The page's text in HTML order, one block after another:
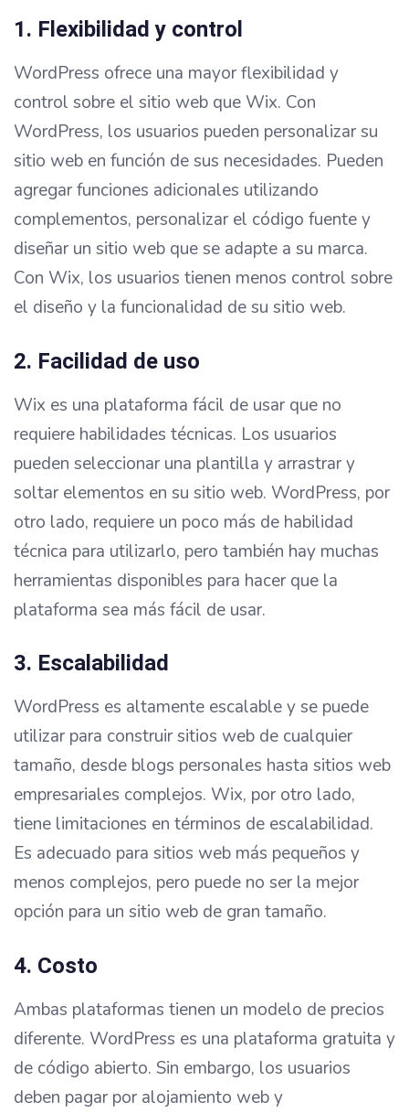
1. Flexibilidad y control
WordPress ofrece una mayor flexibilidad y
control sobre el sitio web que Wix. Con
WordPress, los usuarios pueden personalizar su
sitio web en función de sus necesidades. Pueden
agregar funciones adicionales utilizando
complementos, personalizar el código fuente y
diseñar un sitio web que se adapte a su marca.
Con Wix, los usuarios tienen menos control sobre
el diseño y la funcionalidad de su sitio web.
2. Facilidad de uso
Wix es una plataforma fácil de usar que no
requiere habilidades técnicas. Los usuarios
pueden seleccionar una plantilla y arrastrar y
soltar elementos en su sitio web. WordPress, por
otro lado, requiere un poco más de habilidad
técnica para utilizarlo, pero también hay muchas
herramientas disponibles para hacer que la
plataforma sea más fácil de usar.
3. Escalabilidad
WordPress es altamente escalable y se puede
utilizar para construir sitios web de cualquier
tamaño, desde blogs personales hasta sitios web
empresariales complejos. Wix, por otro lado,
tiene limitaciones en términos de escalabilidad.
Es adecuado para sitios web más pequeños y
menos complejos, pero puede no ser la mejor
opción para un sitio web de gran tamaño.
4. Costo
Ambas plataformas tienen un modelo de precios
diferente. WordPress es una plataforma gratuita y
de código abierto. Sin embargo, los usuarios
deben pagar por alojamiento web y